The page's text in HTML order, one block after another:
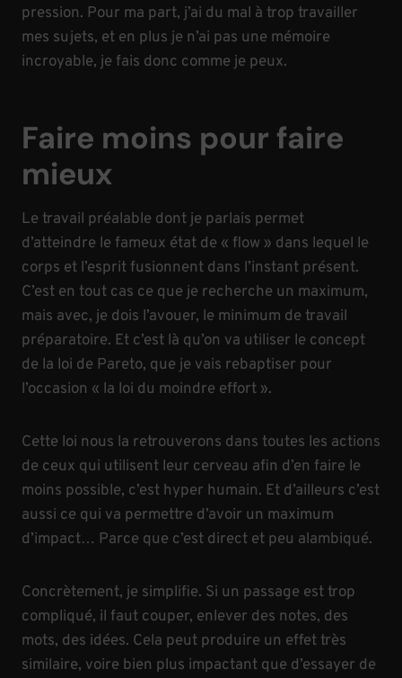
pression. Pour ma part, j’ai du mal à trop travailler
mes sujets, et en plus je n’ai pas une mémoire
incroyable, je fais donc comme je peux.
Faire moins pour faire
mieux
Le travail préalable dont je parlais permet
d’atteindre le fameux état de « flow » dans lequel le
corps et l’esprit fusionnent dans l’instant présent.
C’est en tout cas ce que je recherche un maximum,
mais avec, je dois l’avouer, le minimum de travail
préparatoire. Et c’est là qu’on va utiliser le concept
de la loi de Pareto, que je vais rebaptiser pour
l’occasion « la loi du moindre effort ».
Cette loi nous la retrouverons dans toutes les actions
de ceux qui utilisent leur cerveau afin d’en faire le
moins possible, c’est hyper humain. Et d’ailleurs c’est
aussi ce qui va permettre d’avoir un maximum
d’impact… Parce que c’est direct et peu alambiqué.
Concrètement, je simplifie. Si un passage est trop
compliqué, il faut couper, enlever des notes, des
mots, des idées. Cela peut produire un effet très
similaire, voire bien plus impactant que d’essayer de